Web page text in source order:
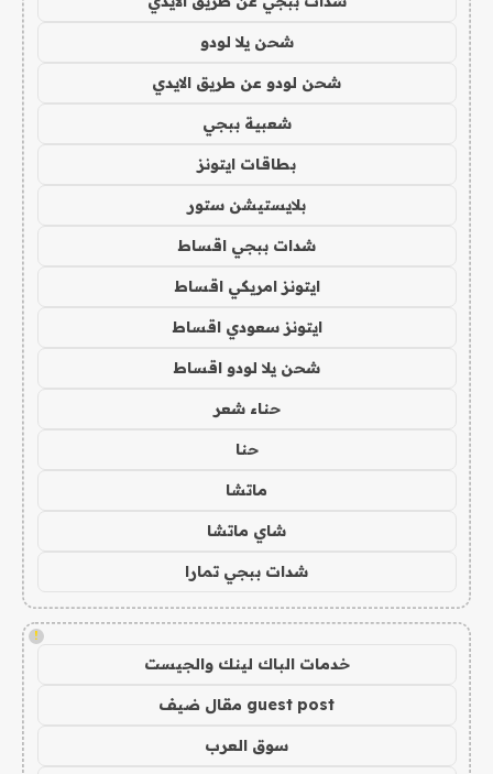
شحن يلا لودو
شحن لودو عن طريق الايدي
شعبية ببجي
بطاقات ايتونز
بلايستيشن ستور
شدات ببجي اقساط
ايتونز امريكي اقساط
ايتونز سعودي اقساط
شحن يلا لودو اقساط
حناء شعر
حنا
ماتشا
شاي ماتشا
شدات ببجي تمارا
!
خدمات الباك لينك والجيست
guest post مقال ضيف
سوق العرب